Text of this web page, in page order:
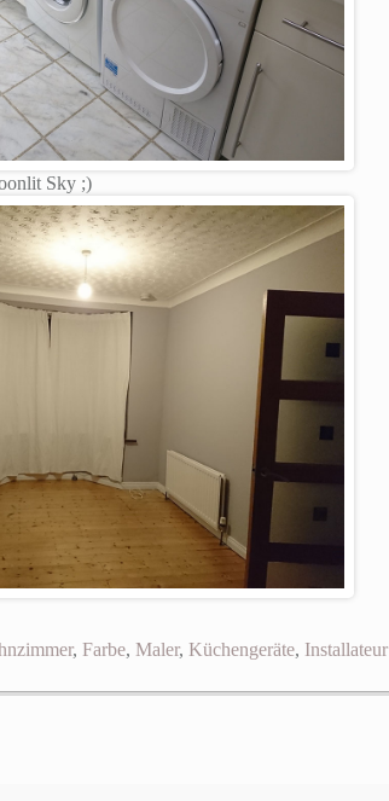
Sky ;)
, Farbe, Maler, Küchengeräte, Installateur